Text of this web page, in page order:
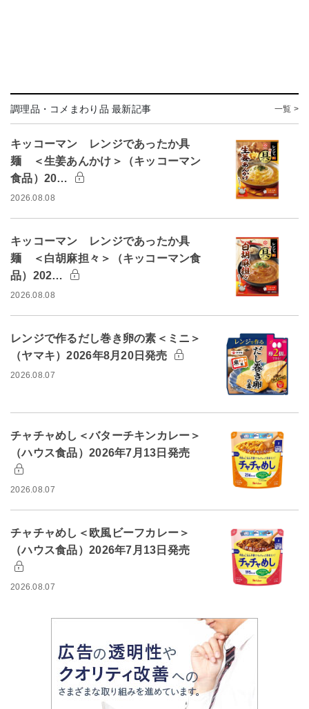
調理品・コメまわり品 最新記事 一覧 >
キッコーマン レンジであったか具
麺 ＜生姜あんかけ＞（キッコーマン
食品）20…
2026.08.08
キッコーマン レンジであったか具
麺 ＜白胡麻担々＞（キッコーマン食
品）202…
2026.08.08
レンジで作るだし巻き卵の素＜ミニ＞
（ヤマキ）2026年8月20日発売
2026.08.07
チャチャめし＜バターチキンカレー＞
（ハウス食品）2026年7月13日発売
2026.08.07
チャチャめし＜欧風ビーフカレー＞
（ハウス食品）2026年7月13日発売
2026.08.07